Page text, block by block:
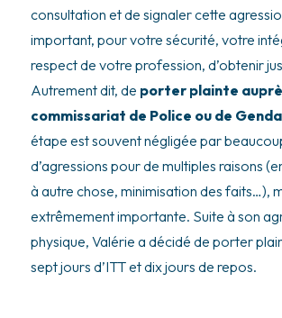
consultation et de signaler cette
important, pour votre sécurité, votre
respect de votre profession, d’obtenir
Autrement dit, de porter plainte
commissariat de Police ou de
étape est souvent négligée par
d’agressions pour de multiples raisons
à autre chose, minimisation des faits…),
extrêmement importante. Suite à son
physique, Valérie a décidé de porter
sept jours d’ITT et dix jours de repos.